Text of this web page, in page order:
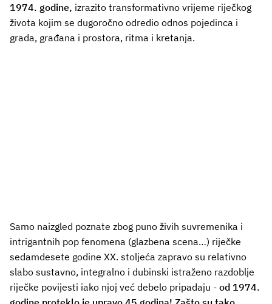
1974. godine, izrazito transformativno vrijeme riječkog
života kojim se dugoročno odredio odnos pojedinca i
grada, građana i prostora, ritma i kretanja.
Samo naizgled poznate zbog puno živih suvremenika i
intrigantnih pop fenomena (glazbena scena…) riječke
sedamdesete godine XX. stoljeća zapravo su relativno
slabo sustavno, integralno i dubinski istraženo razdoblje
riječke povijesti iako njoj već debelo pripadaju - od 1974.